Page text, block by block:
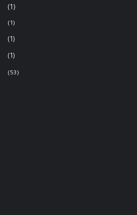
(1)
(1)
(1)
(1)
(53)